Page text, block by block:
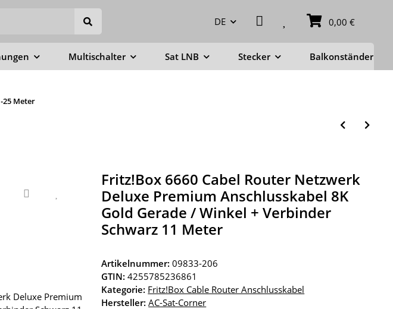
DE 0,00 €
Multischalter Sat LNB Stecker Balkonständer
25 Meter
Fritz!Box 6660 Cabel Router Netzwerk
Deluxe Premium Anschlusskabel 8K
Gold Gerade / Winkel + Verbinder
Schwarz 11 Meter
Artikelnummer:09833-206
GTIN: 4255785236861
Kategorie: Fritz!Box Cable Router Anschlusskabel
Hersteller: AC-Sat-Corner